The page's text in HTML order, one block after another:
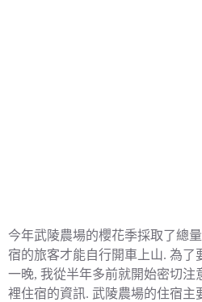
今年武陵農場的櫻花季採取了總
宿的旅客才能自行開車上山. 為了
一晚, 我從半年多前就開始密切注
裡住宿的資訊. 武陵農場的住宿主